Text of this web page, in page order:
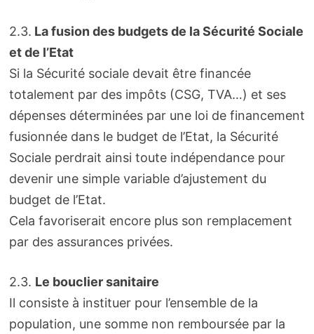
2.3. La fusion des budgets de la Sécurité Sociale
et de l’Etat
Si la Sécurité sociale devait être financée
totalement par des impôts (CSG, TVA…) et ses
dépenses déterminées par une loi de financement
fusionnée dans le budget de l’Etat, la Sécurité
Sociale perdrait ainsi toute indépendance pour
devenir une simple variable d’ajustement du
budget de l’Etat.
Cela favoriserait encore plus son remplacement
par des assurances privées.
2.3. Le bouclier sanitaire
Il consiste à instituer pour l’ensemble de la
population, une somme non remboursée par la